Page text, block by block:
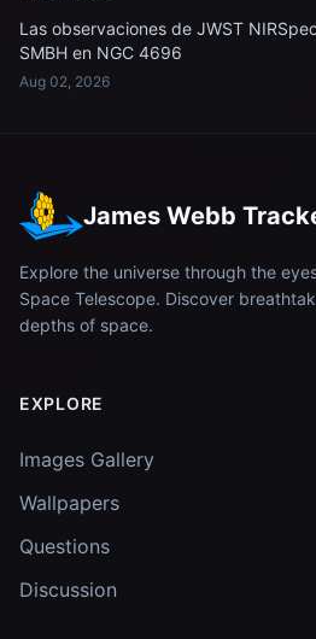
Las observaciones de JWST
SMBH en NGC 4696
Aug 02, 2026
James Webb
Explore the universe through the
Space Telescope. Discover
depths of space.
EXPLORE
Images Gallery
Wallpapers
Questions
Discussion